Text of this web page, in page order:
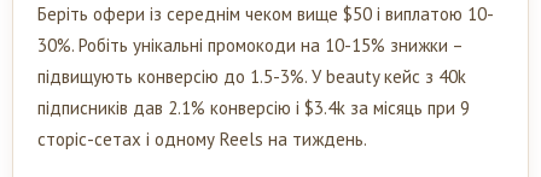
Беріть офери із середнім чеком вище $50 і виплатою 10-
30%. Робіть унікальні промокоди на 10-15% знижки –
підвищують конверсію до 1.5-3%. У beauty кейс з 40k
підписників дав 2.1% конверсію і $3.4k за місяць при 9
сторіс-сетах і одному Reels на тиждень.